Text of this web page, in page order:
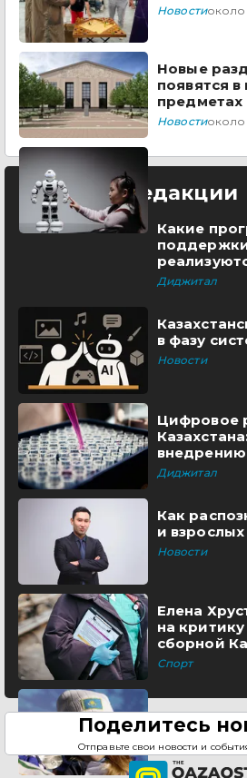
Новостиоколо
Новые
появятся
предметах
Новостиоколо
Выбор редакции
Какие
Диджитал
в фазу
Новости
Цифровое
Диджитал
Как
и взрослых
Новости
Елена
на критику
сборной
Спорт
Поделитесь
Отправьте свои новости и